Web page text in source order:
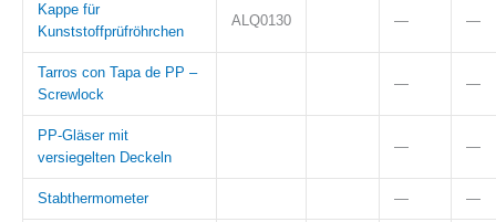
Kappe für
Kunststoffprüfröhrchen
ALQ0130 — —
Tarros con Tapa de PP –
Screwlock
— —
PP-Gläser mit
versiegelten Deckeln
— —
Stabthermometer — —